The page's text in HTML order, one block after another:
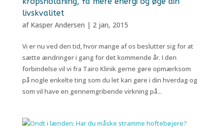
livskvalitet
af Kasper Andersen | 2 jan, 2015
Vi er nu ved den tid, hvor mange af os beslutter sig for at
sætte ændringer i gang for det kommende år. I den
forbindelse vil vi fra Tairo Klinik gerne gøre opmærksom
på nogle enkelte ting som du let kan gøre i din hverdag og
som vil have en gennemgribende virkning på...